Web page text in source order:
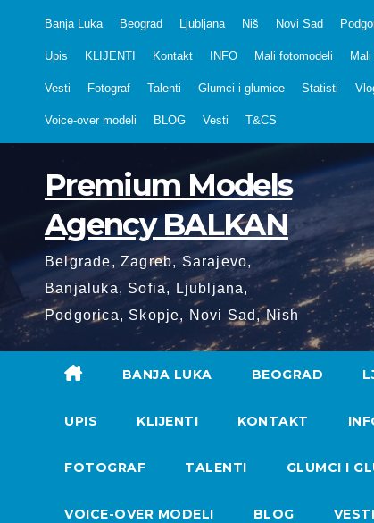
Banja Luka Beograd Ljubljana Niš Novi Sad
Upis KLIJENTI Kontakt INFO Mali fotomodeli
Vesti Fotograf Talenti Glumci i glumice Statisti
Voice-over modeli BLOG Vesti T&CS
Premium Models
Agency BALKAN
Belgrade, Zagreb, Sarajevo,
Banjaluka, Sofia, Ljubljana,
Podgorica, Skopje, Novi Sad, Nish
BANJA LUKA BEOGRAD
UPIS KLIJENTI KONTAKT
FOTOGRAF TALENTI GLUMCI I
VOICE-OVER MODELI BLOG VESTI